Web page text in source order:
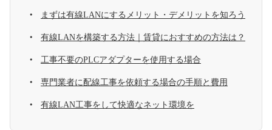
まずは有線LANにするメリット・デメリットを知ろう
有線LANを構築する方法｜賃貸におすすめの方法は？
工事不要のPLCアダプターを使用する場合
専門業者に配線工事を依頼する場合の手順と費用
有線LAN工事をして快適なネット環境を